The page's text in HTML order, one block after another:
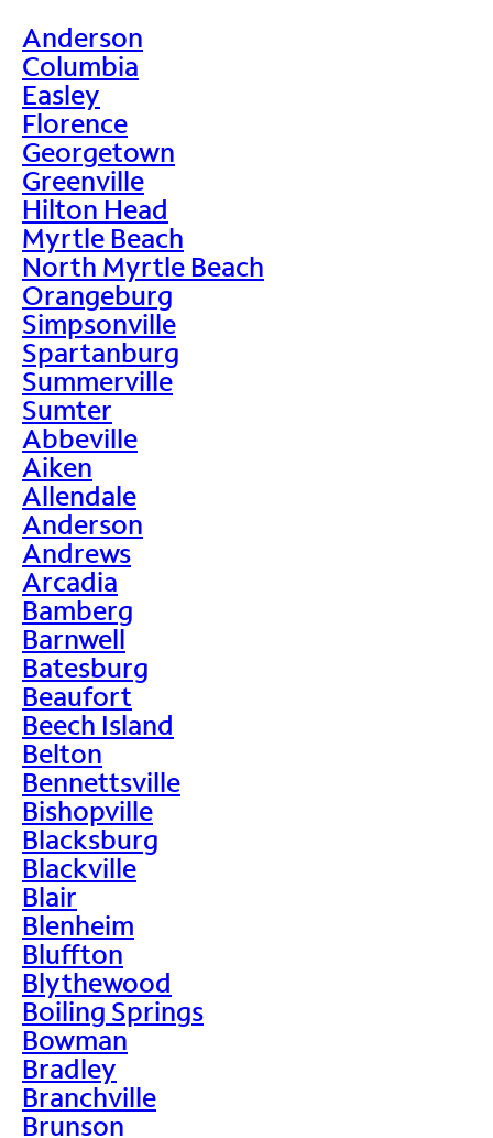
Anderson
Columbia
Easley
Florence
Georgetown
Greenville
Hilton Head
Myrtle Beach
North Myrtle Beach
Orangeburg
Simpsonville
Spartanburg
Summerville
Sumter
Abbeville
Aiken
Allendale
Anderson
Andrews
Arcadia
Bamberg
Barnwell
Batesburg
Beaufort
Beech Island
Belton
Bennettsville
Bishopville
Blacksburg
Blackville
Blair
Blenheim
Bluffton
Blythewood
Boiling Springs
Bowman
Bradley
Branchville
Brunson